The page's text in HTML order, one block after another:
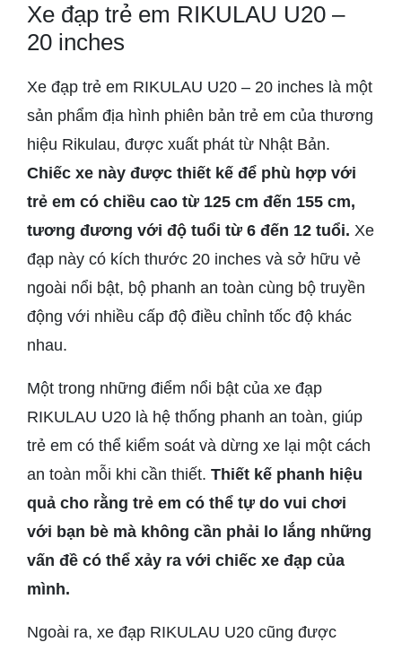
Xe đạp trẻ em RIKULAU U20 –
20 inches
Xe đạp trẻ em RIKULAU U20 – 20 inches là một
sản phẩm địa hình phiên bản trẻ em của thương
hiệu Rikulau, được xuất phát từ Nhật Bản.
Chiếc xe này được thiết kế để phù hợp với
trẻ em có chiều cao từ 125 cm đến 155 cm,
tương đương với độ tuổi từ 6 đến 12 tuổi. Xe
đạp này có kích thước 20 inches và sở hữu vẻ
ngoài nổi bật, bộ phanh an toàn cùng bộ truyền
động với nhiều cấp độ điều chỉnh tốc độ khác
nhau.
Một trong những điểm nổi bật của xe đạp
RIKULAU U20 là hệ thống phanh an toàn, giúp
trẻ em có thể kiểm soát và dừng xe lại một cách
an toàn mỗi khi cần thiết. Thiết kế phanh hiệu
quả cho rằng trẻ em có thể tự do vui chơi
với bạn bè mà không cần phải lo lắng những
vấn đề có thể xảy ra với chiếc xe đạp của
mình.
Ngoài ra, xe đạp RIKULAU U20 cũng được